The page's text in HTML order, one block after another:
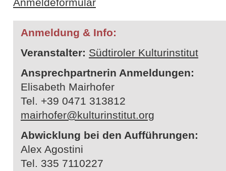
Anmeldung & Info:
Veranstalter: Südtiroler Kulturinstitut
Ansprechpartnerin Anmeldungen:
Elisabeth Mairhofer
Tel. +39 0471 313812
mairhofer@kulturinstitut.org
Abwicklung bei den Aufführungen:
Alex Agostini
Tel. 335 7110227